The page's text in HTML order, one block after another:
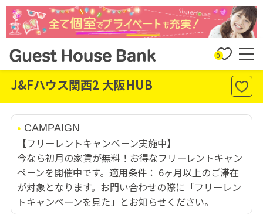
0
J&Fハウス関西2 大阪HUB
CAMPAIGN
【フリーレントキャンペーン実施中】
今なら初月の家賃が無料！お得なフリーレントキャン
ペーンを開催中です。適用条件： 6ヶ月以上のご滞在
が対象となります。お問い合わせの際に「フリーレン
トキャンペーンを見た」とお知らせください。